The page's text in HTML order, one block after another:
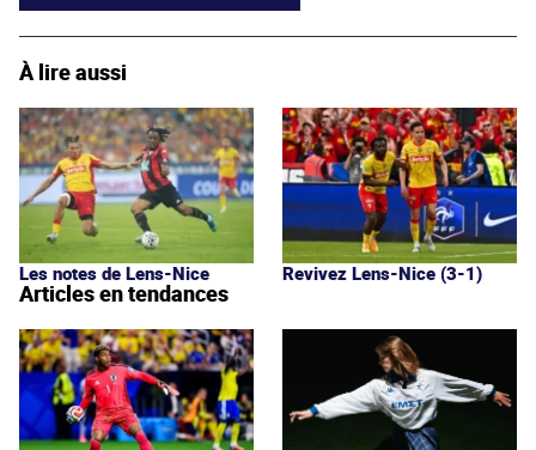
À lire aussi
Les notes de Lens-Nice Revivez Lens-Nice (3-1)
Articles en tendances